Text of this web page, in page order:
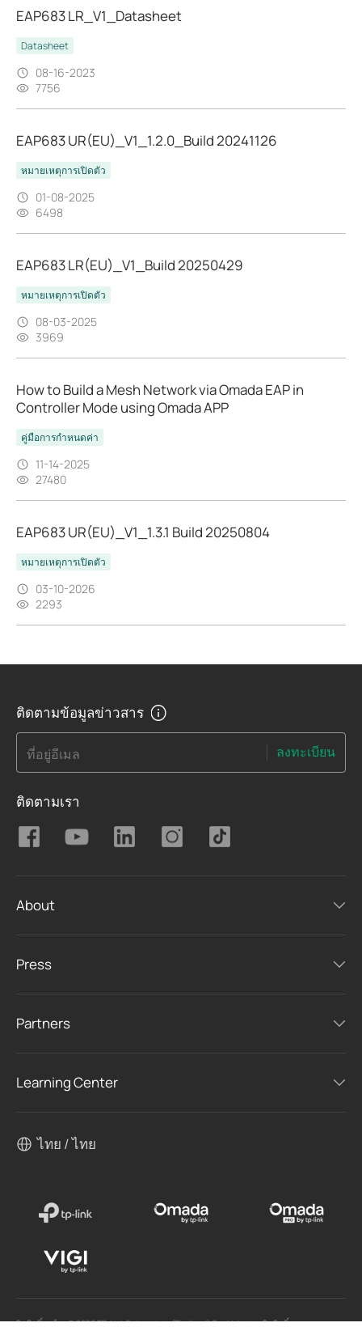
EAP683 LR_V1_Datasheet
Datasheet
08-16-2023
7756
EAP683 UR(EU)_V1_1.2.0_Build 20241126
หมายเหตุการเปิดตัว
01-08-2025
6498
EAP683 LR(EU)_V1_Build 20250429
หมายเหตุการเปิดตัว
08-03-2025
3969
How to Build a Mesh Network via Omada EAP in
Controller Mode using Omada APP
คู่มือการกำหนดค่า
11-14-2025
27480
EAP683 UR(EU)_V1_1.3.1 Build 20250804
หมายเหตุการเปิดตัว
03-10-2026
2293
ติดตามข้อมูลข่าวสาร
ที่อยู่อีเมล ลงทะเบียน
ติดตามเรา
About
Press
Partners
Learning Center
ไทย / ไทย
ลิขสิทธิ์ถูกต้อง © 2026 TP-Link Enterprises (Thailand) Co.,Ltd. สงวนลิขสิทธิ์